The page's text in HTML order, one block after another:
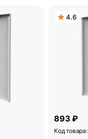
4.6
893 ₽
Код